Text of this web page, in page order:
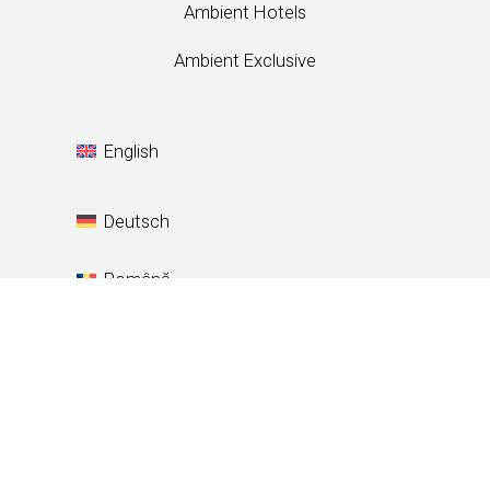
Ambient Hotels
Ambient Exclusive
English
Deutsch
Română